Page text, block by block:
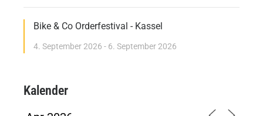
Bike & Co Orderfestival - Kassel
4. September 2026 - 6. September 2026
Kalender